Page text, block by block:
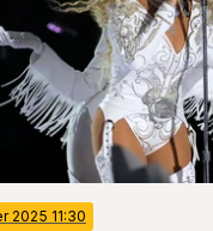
2025 11:30